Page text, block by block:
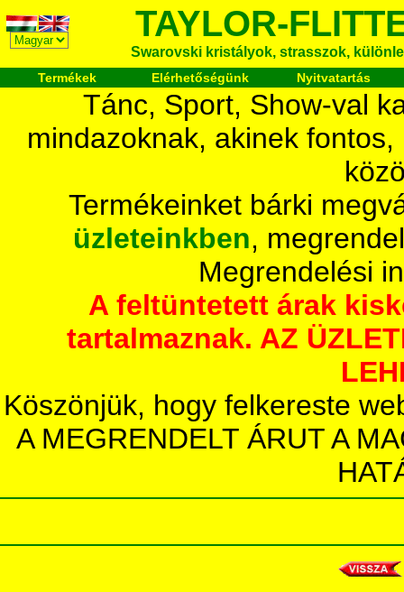
TAYLOR-
Swarovski kristályok, strasszok,
Termékek Elérhetőségünk Nyitvatartás
Tánc, Sport, Show-val
mindazoknak, akinek
Termékeinket bárki
üzleteinkben,
Megrendelési
A feltüntetett árak
tartalmaznak. AZ
Köszönjük, hogy felkereste
A MEGRENDELT ÁRUT A